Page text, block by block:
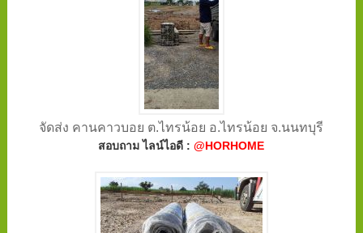
จัดส่ง คานคาวบอย ต.ไทรน้อย อ.ไทรน้อย จ.นนทบุรี
สอบถาม ไลน์ไอดี :@HORHOME